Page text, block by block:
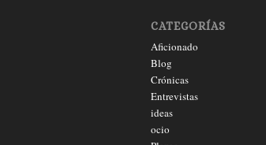
CATEGORÍAS
Aficionado
Blog
Crónicas
Entrevistas
ideas
ocio